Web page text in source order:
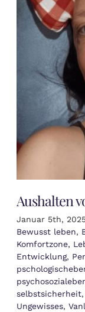
Aushalten
Januar 5th,
Bewusst leben,
Komfortzone,
Entwicklung,
selbstsicherheit,
Ungewisses,